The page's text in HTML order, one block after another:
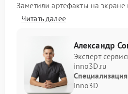
Механические повреждения
ПО/Микропрограмма
Заметили артефакты на
Не спешите менять видеокарту
проблема решается ремонтом.
Inno3D и вернем устройство к
Почему стоит
сервис Inno3D
Читать далее
Александр
Эксперт
inno3D.ru
inno3D